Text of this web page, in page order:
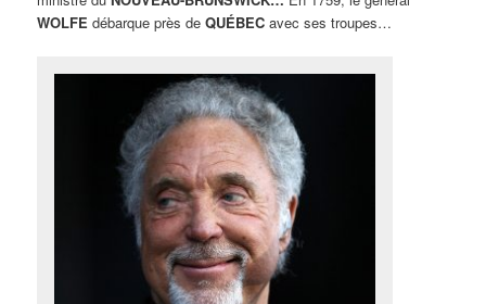
WOLFE débarque près deQUÉBEC avec ses troupes…